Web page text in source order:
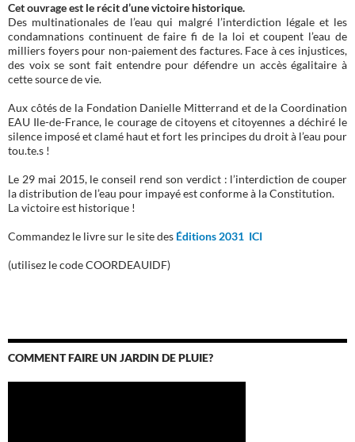
Cet ouvrage est le récit d’une victoire historique.
Des multinationales de l’eau qui malgré l’interdiction légale et les
condamnations continuent de faire fi de la loi et coupent l’eau de
milliers foyers pour non-paiement des factures. Face à ces injustices,
des voix se sont fait entendre pour défendre un accès égalitaire à
cette source de vie.
Aux côtés de la Fondation Danielle Mitterrand et de la Coordination
EAU Ile-de-France, le courage de citoyens et citoyennes a déchiré le
silence imposé et clamé haut et fort les principes du droit à l’eau pour
tou.te.s !
Le 29 mai 2015, le conseil rend son verdict : l’interdiction de couper
la distribution de l’eau pour impayé est conforme à la Constitution.
La victoire est historique !
Commandez le livre sur le site des Éditions 2031 ICI
(utilisez le code COORDEAUIDF)
COMMENT FAIRE UN JARDIN DE PLUIE?